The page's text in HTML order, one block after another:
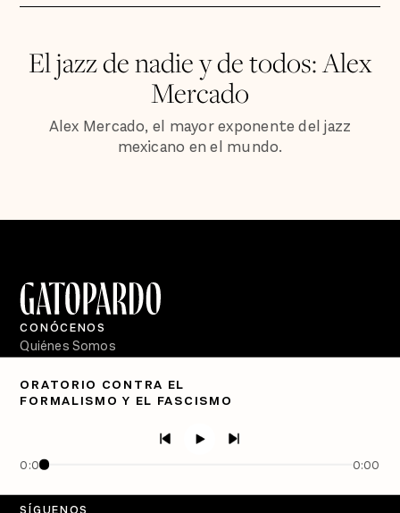
El jazz de nadie y de todos: Alex
Mercado
Alex Mercado, el mayor exponente del jazz
mexicano en el mundo.
ORATORIO CONTRA EL
FORMALISMO Y EL FASCISMO
0:00 0:00
CONÓCENOS
Quiénes Somos
PÓDCASTS
Crecer en Distopía
SÍGUENOS